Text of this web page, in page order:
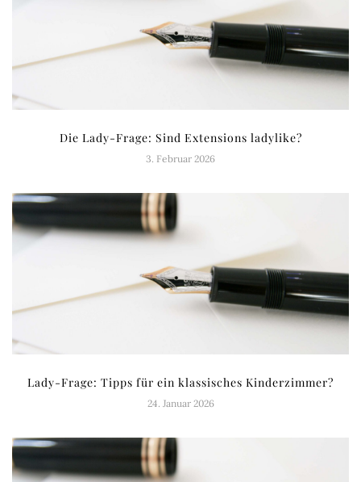
Die Lady-Frage: Sind Extensions ladylike?
3. Februar 2026
Lady-Frage: Tipps für ein klassisches Kinderzimmer?
24. Januar 2026